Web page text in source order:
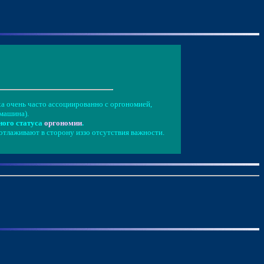
очень часто ассоциированно с оргономией,
статуса оргономии.
в сторону иззо отсутствия важности.